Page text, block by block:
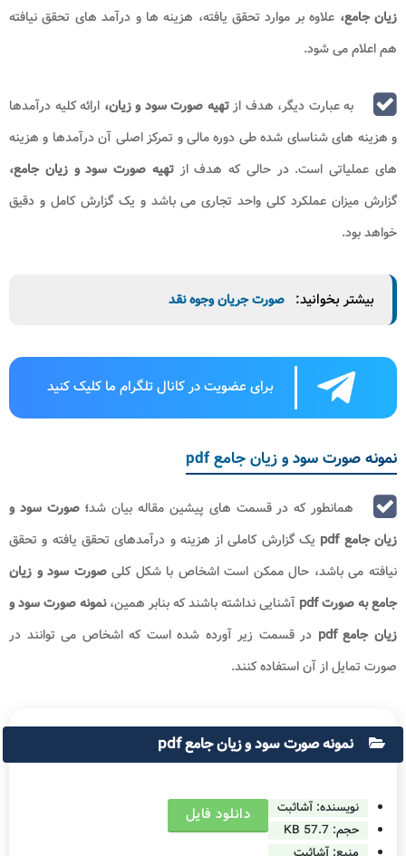
زیان جامع، علاوه بر موارد تحقق یافته، هزینه ها و درآمد های تحقق نیافته
هم اعلام می شود.
به عبارت دیگر، هدف ازتهیه صورت سود و زیان، ارائه کلیه درآمدها
و هزینه های شناسای شده طی دوره مالی و تمرکز اصلی آن درآمدها و هزینه
های عملیاتی است. در حالی که هدف ازتهیه صورت سود و زیان جامع،
گزارش میزان عملکرد کلی واحد تجاری می باشد و یک گزارش کامل و دقیق
خواهد بود.
بیشتر بخوانید: صورت جریان وجوه نقد
برای عضویت در کانال تلگرام ما کلیک کنید
نمونه صورت سود و زیان جامع pdf
همانطور که در قسمت های پیشین مقاله بیان شد؛ صورت سود و
زیان جامع pdf
یک گزارش کاملی از هزینه و درآمدهای تحقق یافته و تحقق
نیافته می باشد، حال ممکن است اشخاص با شکل کلیصورت سود و زیان
جامع به صورت pdf
آشنایی نداشته باشند که بنابر همین،نمونه صورت سود و
زیان جامع pdf
در قسمت زیر آورده شده است که اشخاص می توانند در
صورت تمایل از آن استفاده کنند.
نمونه صورت سود و زیان جامع pdf
نویسنده: آشاثبت
حجم: 57.7 KB
دانلود فایل